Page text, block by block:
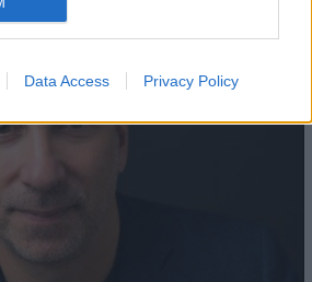
Data Access Privacy Policy